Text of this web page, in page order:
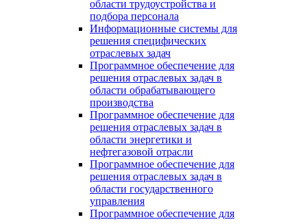
области трудоустройства и
подбора персонала
Информационные системы для
решения специфических
отраслевых задач
Программное обеспечение для
решения отраслевых задач в
области обрабатывающего
производства
Программное обеспечение для
решения отраслевых задач в
области энергетики и
нефтегазовой отрасли
Программное обеспечение для
решения отраслевых задач в
области государственного
управления
Программное обеспечение для